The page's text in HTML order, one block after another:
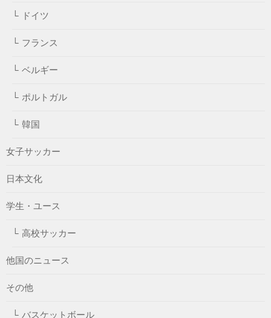
ドイツ
フランス
ベルギー
ポルトガル
韓国
女子サッカー
日本文化
学生・ユース
高校サッカー
他国のニュース
その他
バスケットボール